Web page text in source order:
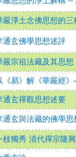
嚴淨土念佛思想的三
通玄佛學思想述評
嚴宗祖法藏及其思想
《易》解《華嚴經
通玄禪觀思想述要
通玄與法藏的佛學思
枝獨秀 清代禪宗隆興